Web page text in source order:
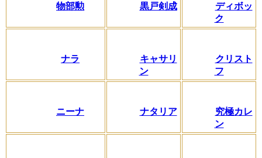
物部勲 黒戸剣成
ディボッ
ク
ナラ
キャサリ
ン
クリスト
フ
ニーナ ナタリア
究極カレ
ン